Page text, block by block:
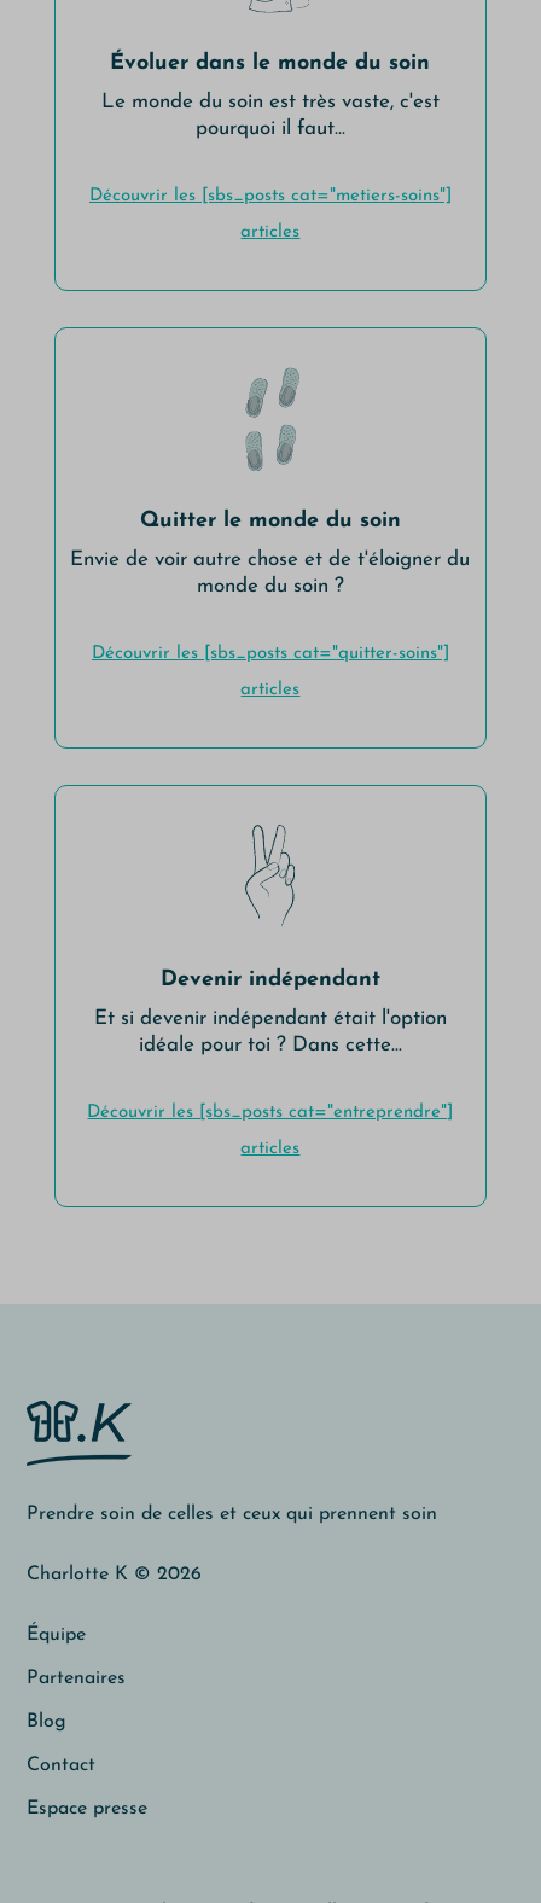
Évoluer dans le monde du soin
Le monde du soin est très vaste, c'est
pourquoi il faut...
Découvrir les [sbs_posts cat="metiers-soins"]
articles
Quitter le monde du soin
Envie de voir autre chose et de t'éloigner du
monde du soin ?
Découvrir les [sbs_posts cat="quitter-soins"]
articles
Devenir indépendant
Et si devenir indépendant était l'option
idéale pour toi ? Dans cette...
Découvrir les [sbs_posts cat="entreprendre"]
articles
Prendre soin de celles et ceux qui prennent soin
Charlotte K © 2026
Équipe
Partenaires
Blog
Contact
Espace presse